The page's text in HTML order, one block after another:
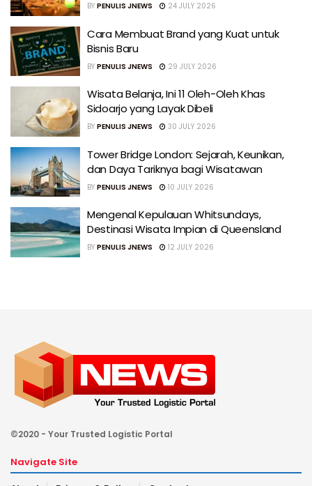
BY PENULIS JNEWS 24 JULY 2026
Cara Membuat Brand yang Kuat untuk
Bisnis Baru
BY PENULIS JNEWS 29 JULY 2026
Wisata Belanja, Ini 11 Oleh-Oleh Khas
Sidoarjo yang Layak Dibeli
BY PENULIS JNEWS 30 JULY 2026
Tower Bridge London: Sejarah, Keunikan,
dan Daya Tariknya bagi Wisatawan
BY PENULIS JNEWS 10 JULY 2026
Mengenal Kepulauan Whitsundays,
Destinasi Wisata Impian di Queensland
BY PENULIS JNEWS 12 JULY 2026
©2020 - Your Trusted Logistic Portal
Navigate Site